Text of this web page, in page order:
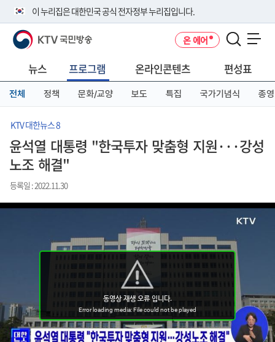
이 누리집은 대한민국 공식 전자정부 누리집입니다.
공식 누리집 주소 확인하기
니다.
이밖에 or.kr 또는 .kr등 다른 도메인 주소를 사용하고 있다면 아래 URL에
서 도메인 주소를 확인해 보세요
KTV 국민방송 온 에어
뉴스 프로그램 온라인콘텐츠 편성표
전체 정책 문화/교양 보도 특집 국가기념식 종영
KTV 대한뉴스 8
윤석열 대통령 "한국투자 맞춤형 지원···강성
노조 해결"
등록일 : 2022.11.30